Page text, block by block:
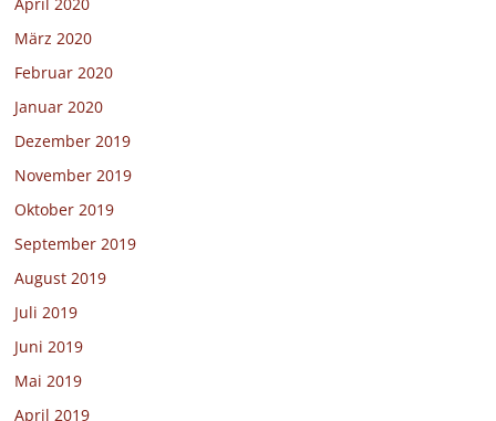
März 2020
Februar 2020
Januar 2020
Dezember 2019
November 2019
Oktober 2019
September 2019
August 2019
Juli 2019
Juni 2019
Mai 2019
April 2019